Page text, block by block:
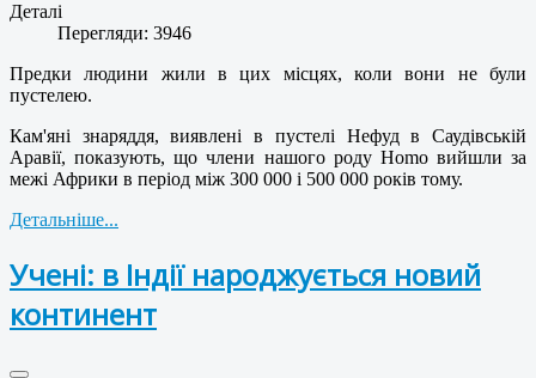
Деталі
Перегляди: 3946
Предки людини жили в цих місцях, коли вони не були
пустелею.
Кам'яні знаряддя, виявлені в пустелі Нефуд в Саудівській
Аравії, показують, що члени нашого роду Homo вийшли за
межі Африки в період між 300 000 і 500 000 років тому.
Детальніше...
Учені: в Індії народжується новий
континент